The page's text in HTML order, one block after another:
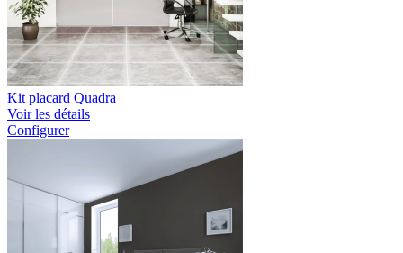
Kit placard Quadra
Voir les détails
Configurer